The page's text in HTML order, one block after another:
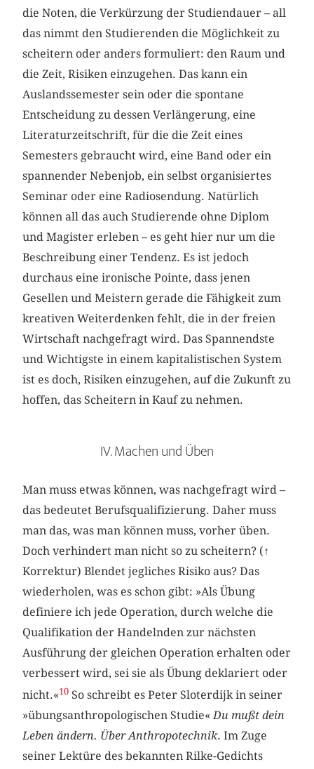
die Noten, die Verkürzung der Studiendauer – all
das nimmt den Studierenden die Möglichkeit zu
scheitern oder anders formuliert: den Raum und
die Zeit, Risiken einzugehen. Das kann ein
Auslandssemester sein oder die spontane
Entscheidung zu dessen Verlängerung, eine
Literaturzeitschrift, für die die Zeit eines
Semesters gebraucht wird, eine Band oder ein
spannender Nebenjob, ein selbst organisiertes
Seminar oder eine Radiosendung. Natürlich
können all das auch Studierende ohne Diplom
und Magister erleben – es geht hier nur um die
Beschreibung einer Tendenz. Es ist jedoch
durchaus eine ironische Pointe, dass jenen
Gesellen und Meistern gerade die Fähigkeit zum
kreativen Weiterdenken fehlt, die in der freien
Wirtschaft nachgefragt wird. Das Spannendste
und Wichtigste in einem kapitalistischen System
ist es doch, Risiken einzugehen, auf die Zukunft zu
hoffen, das Scheitern in Kauf zu nehmen.
IV. Machen und Üben
Man muss etwas können, was nachgefragt wird –
das bedeutet Berufsqualifizierung. Daher muss
man das, was man können muss, vorher üben.
Doch verhindert man nicht so zu scheitern? (↑
Korrektur) Blendet jegliches Risiko aus? Das
wiederholen, was es schon gibt: »Als Übung
definiere ich jede Operation, durch welche die
Qualifikation der Handelnden zur nächsten
Ausführung der gleichen Operation erhalten oder
verbessert wird, sei sie als Übung deklariert oder
nicht.«10 So schreibt es Peter Sloterdijk in seiner
»übungsanthropologischen Studie«Du mußt dein
Leben ändern. Über Anthropotechnik. Im Zuge
seiner Lektüre des bekannten Rilke-Gedichts